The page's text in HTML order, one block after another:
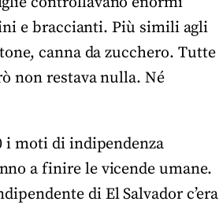
e braccianti. Più simili agli
canna da zucchero. Tutte
non restava nulla. Né
i moti di indipendenza
a finire le vicende umane.
di El Salvador c’era